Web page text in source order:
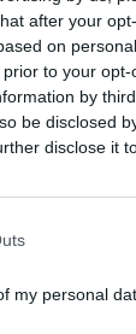
after your
on
to your
by
be disclosed
disclose it
my personal
due
Challenge